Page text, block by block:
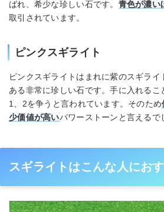
ばれ、希少な珍しい石です。 青色が濃い
取引されています。
ピンクスギライト
ピンクスギライトはまれに紫のスギラ
ある非常に珍しい石です。手に入れるこ
1、2を争うと言われています。そのため
少価値が高いパワーストーンと言えるで
スギライトはこんな人にお